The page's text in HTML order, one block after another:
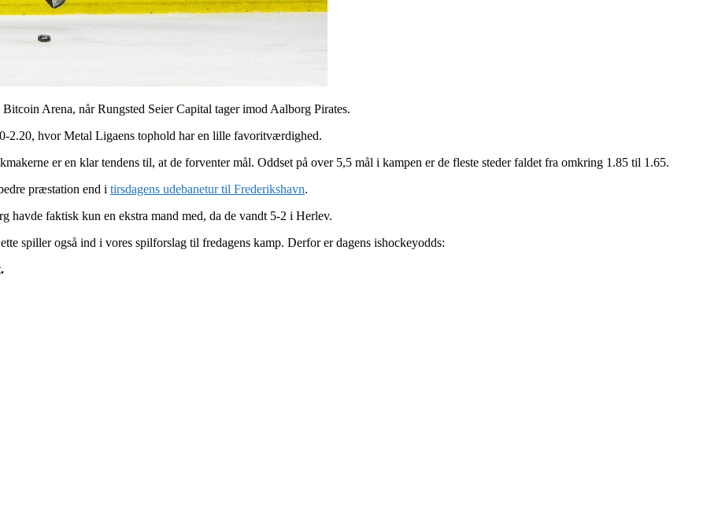
Arena, når Rungsted Seier Capital tager imod Aalborg Pirates.
2.20, hvor Metal Ligaens tophold har en lille favoritværdighed.
er en klar tendens til, at de forventer mål. Oddset på over 5,5 mål i kampen er de fleste steder faldet fra omkring 1.85 til 1.65.
præstation end i tirsdagens udebanetur til Frederikshavn.
havde faktisk kun en ekstra mand med, da de vandt 5-2 i Herlev.
spiller også ind i vores spilforslag til fredagens kamp. Derfor er dagens ishockeyodds: